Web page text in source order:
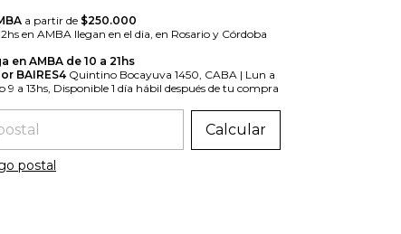
a partir de $250.000
en AMBA llegan en el dia, en Rosario y Córdoba
en AMBA de 10 a 21hs
BAIRES4 Quintino Bocayuva 1450, CABA | Lun a
9 a 13hs, Disponible 1 día hábil después de tu compra
CP:
Calcular
postal